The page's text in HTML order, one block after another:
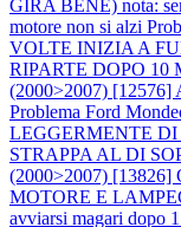
GIRA BENE) nota:
motore non si alzi
VOLTE INIZIA A
RIPARTE DOPO 10
(2000>2007)
Problema Ford
LEGGERMENTE
STRAPPA AL DI
(2000>2007)
MOTORE E
avviarsi magari dopo